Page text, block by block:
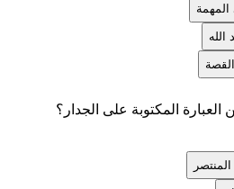
العبارة المكتوبة على الجدار؟